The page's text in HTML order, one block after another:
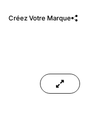
Créez Votre Marque